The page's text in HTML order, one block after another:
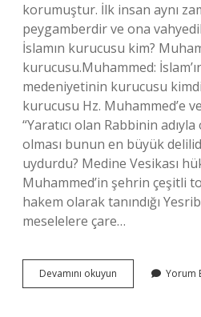
korumuştur. İlk insan aynı
peygamberdir ve ona
İslamın kurucusu kim?
kurucusu.Muhammed:
medeniyetinin kurucusu
kurucusu Hz. Muhammed’e
“Yaratıcı olan Rabbinin
olması bunun en büyük
uydurdu? Medine Vesikası
Muhammed’in şehrin çeşitli
hakem olarak tanındığı
meselelere çare…
Devamını okuyun
Dininin
Yorum